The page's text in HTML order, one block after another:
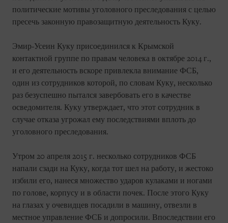
политические мотивы уголовного преследования с целью
пресечь законную правозащитную деятельность Куку.
Эмир-Усеин Куку присоединился к Крымской
контактной группе по правам человека в октябре 2014 г.,
и его деятельность вскоре привлекла внимание ФСБ,
один из сотрудников которой, по словам Куку, несколько
раз безуспешно пытался завербовать его в качестве
осведомителя. Куку утверждает, что этот сотрудник в
случае отказа угрожал ему последствиями вплоть до
уголовного преследования.
Утром 20 апреля 2015 г. несколько сотрудников ФСБ
напали сзади на Куку, когда тот шел на работу, и жестоко
избили его, нанеся множество ударов кулаками и ногами
по голове, корпусу и в области почек. После этого Куку
на глазах у очевидцев посадили в машину, отвезли в
местное управление ФСБ и допросили. Впоследствии его